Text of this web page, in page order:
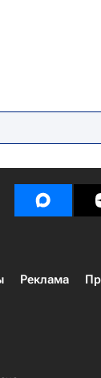
Реклама